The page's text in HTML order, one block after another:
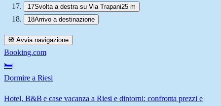
17Svolta a destra su Via Trapani25 m
18Arrivo a destinazione
🧭 Avvia navigazione
Booking.com
🛏️
Dormire a Riesi
Hotel, B&B e case vacanza a Riesi e dintorni: confronta prezzi e